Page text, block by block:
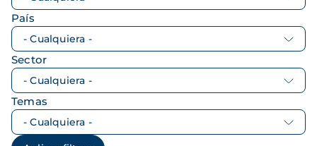
País
Sector
Temas